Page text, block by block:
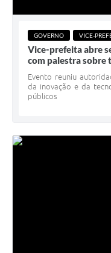
GOVERNO VICE-
Vice-prefeita abre
com palestra sobre
Evento reuniu
da inovação e da
públicos